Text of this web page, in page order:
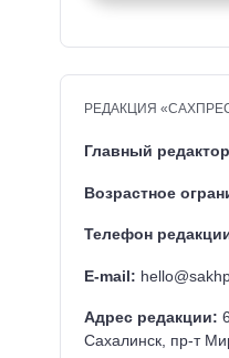
РЕДАКЦИЯ
Главный
Возрастное
Телефон
E-mail:
Адрес редакции:
Сахалинск, пр-т